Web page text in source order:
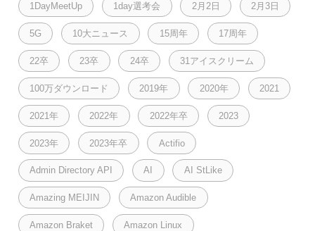
1DayMeetUp 1day選考会 2月2日 2月3日
5G 10大ニュース 15周年 17周年
22卒 23卒 24卒 31アイスクリーム
100万ダウンロード 2019年 2020年 2021
2021年 2022年 2022年卒 2023
2023年 2023年卒 Actifio
Admin Directory API AI AI StLike
Amazing MEIJIN Amazon Audible
Amazon Braket Amazon Linux